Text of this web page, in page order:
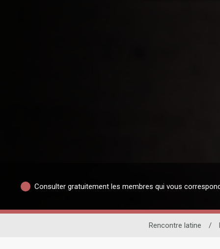
Consulter gratuitement les membres qui vous
Rencontre latine /